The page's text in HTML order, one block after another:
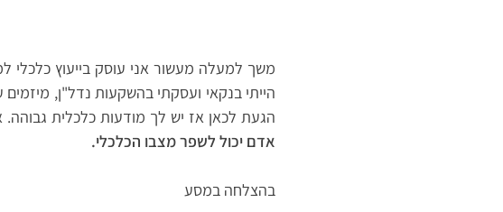
משך למעלה מעשור אני עוסק בייעוץ
הייתי בנקאי ועסקתי בהשקעות נדל"ן, מיזמים
הגעת לכאן אז יש לך מודעות כלכלית
אדם יכול לשפר מצבו הכלכלי.
בהצלחה במסע